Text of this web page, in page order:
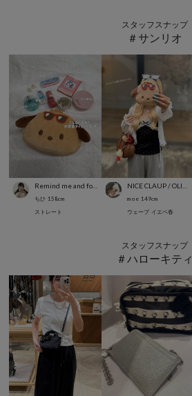
スタッフスナップ
＃サンリオ
ちひ 158cm
ストレート
m o e 149cm
ウェーブ イエベ春
スタッフスナップ
＃ハローキティ